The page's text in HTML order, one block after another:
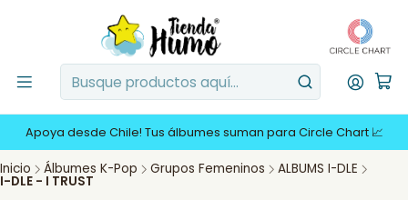
Apoya desde Chile! Tus álbumes suman para Circle Chart 📈
Inicio Álbumes K-Pop Grupos Femeninos ALBUMS I-DLE
I-DLE - I TRUST